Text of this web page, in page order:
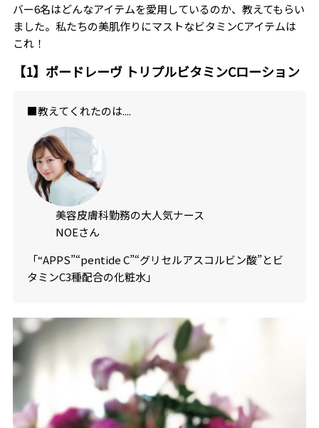
バー6名はどんなアイテムを愛用しているのか、教えてもらい
ました。私たちの美肌作りにマストなビタミンCアイテムは
これ！
【1】ポードレーヴ トリプルビタミンCローション
■教えてくれたのは....
美容皮膚科勤務の大人気ナース
NOEさん
「“APPS”“pentide C”“グリセルアスコルビン酸”とビ
タミンC3種配合の化粧水」